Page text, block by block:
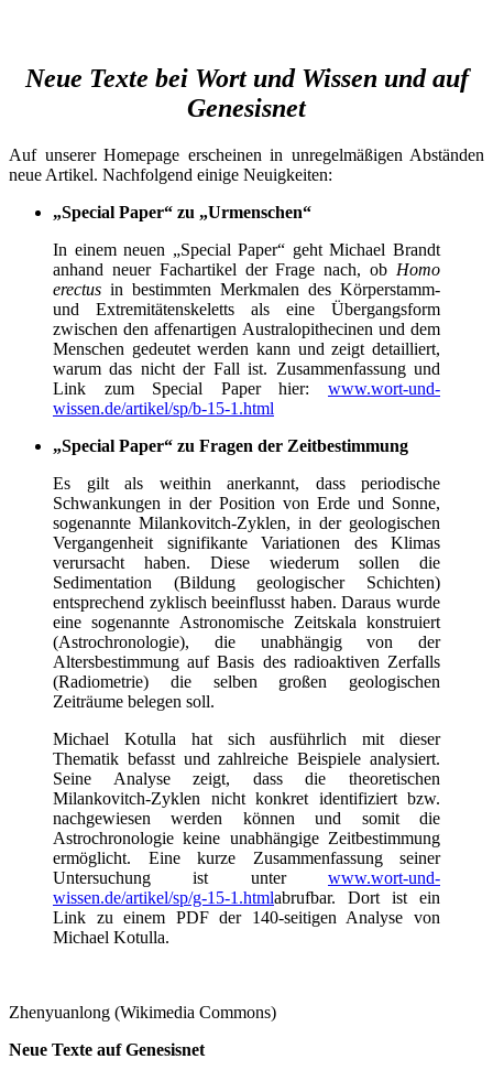
Neue Texte bei Wort und Wissen und auf
Genesisnet
Auf unserer Homepage erscheinen in unregelmäßigen Abständen
neue Artikel. Nachfolgend einige Neuigkeiten:
„Special Paper“ zu „Urmenschen“
In einem neuen „Special Paper“ geht Michael Brandt
anhand neuer Fachartikel der Frage nach, ob Homo
erectus in bestimmten Merkmalen des Körperstamm-
und Extre­mitätenskeletts als eine Übergangsform
zwischen den affenartigen Australopithecinen und dem
Menschen gedeutet werden kann und zeigt detailliert,
warum das nicht der Fall ist. Zusammenfassung und
Link zum Special Paper hier: www.wort-und-
wissen.de/artikel/sp/b-15-1.html
„Special Paper“ zu Fragen der Zeitbestimmung
Es gilt als weithin anerkannt, dass periodische
Schwankungen in der Position von Erde und Sonne,
sogenannte Milankovitch-Zyklen, in der geologischen
Vergangenheit signifikante Variationen des Klimas
verursacht haben. Diese wiederum sollen die
Sedimentation (Bildung geologischer Schichten)
entsprechend zyklisch beeinflusst haben. Daraus wurde
eine sogenannte Astronomische Zeitskala konstruiert
(Astrochronologie), die unabhängig von der
Altersbestimmung auf Basis des radioaktiven Zerfalls
(Radiometrie) die selben großen geologischen
Zeiträume belegen soll.
Michael Kotulla hat sich ausführlich mit dieser
Thematik befasst und zahlreiche Beispiele analysiert.
Seine Analyse zeigt, dass die theoretischen
Milankovitch-Zyklen nicht konkret identifiziert bzw.
nachgewiesen werden können und somit die
Astrochronologie keine unabhängige Zeitbestimmung
ermöglicht. Eine kurze Zusammenfassung seiner
Untersuchung ist unter www.wort-und-
wissen.de/artikel/sp/g-15-1.htmlabrufbar. Dort ist ein
Link zu einem PDF der 140-seitigen Analyse von
Michael Kotulla.
Zhenyuanlong (Wikimedia Commons)
Neue Texte auf Genesisnet